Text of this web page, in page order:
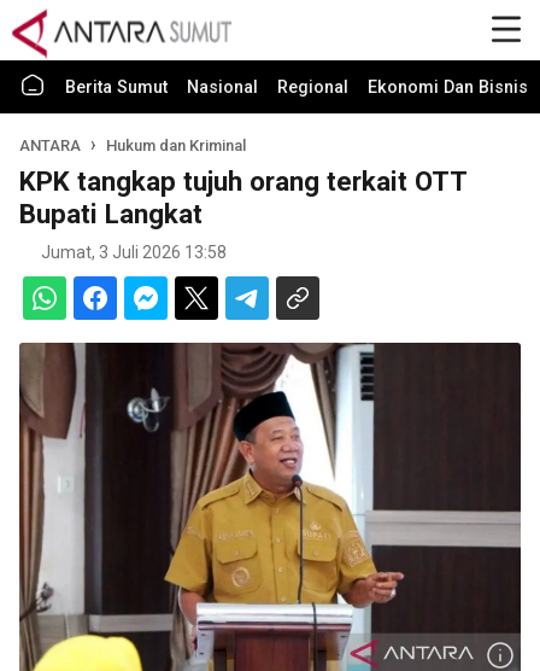
Berita Sumut Nasional Regional Ekonomi Dan Bisnis
ANTARA Hukum dan Kriminal
KPK tangkap tujuh orang terkait OTT
Bupati Langkat
Jumat, 3 Juli 2026 13:58